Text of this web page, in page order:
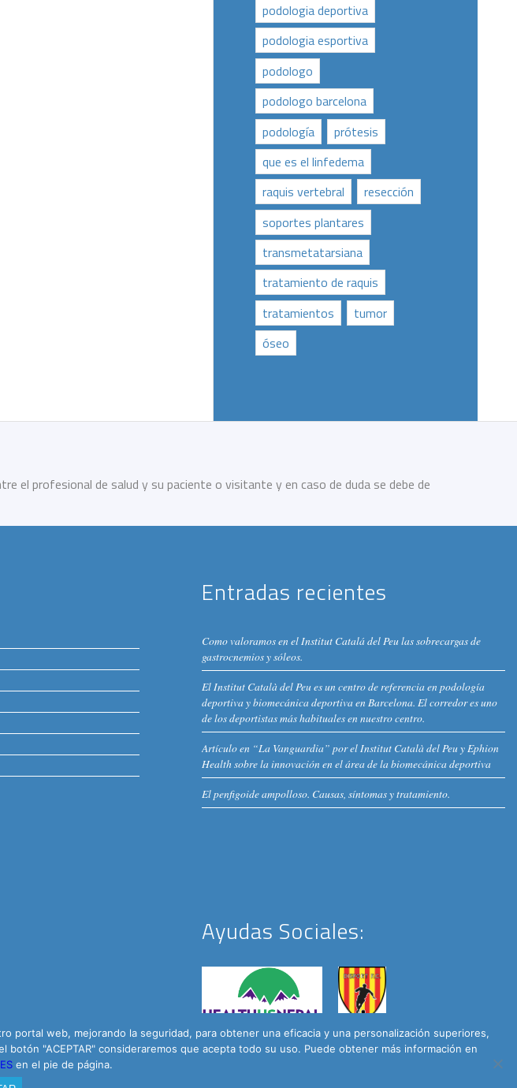
podologia deportiva
podologia esportiva
podologo
podologo barcelona
podología
prótesis
que es el linfedema
raquis vertebral
resección
soportes plantares
transmetatarsiana
tratamiento de raquis
tratamientos
tumor
óseo
el profesional de salud y su paciente o visitante y en caso de duda se debe de
Entradas recientes
Como valoramos en el Institut Catalá del Peu las sobrecargas de
gastrocnemios y sóleos.
El Institut Català del Peu es un centro de referencia en podología
deportiva y biomecánica deportiva en Barcelona. El corredor es uno
de los deportistas más habituales en nuestro centro.
Artículo en “La Vanguardia” por el Institut Català del Peu y Ephion
Health sobre la innovación en el área de la biomecánica deportiva
El penfigoide ampolloso. Causas, síntomas y tratamiento.
Ayudas Sociales:
portal web, mejorando la seguridad, para obtener una eficacia y una personalización superiores,
"ACEPTAR" consideraremos que acepta todo su uso. Puede obtener más información en
en el pie de página.